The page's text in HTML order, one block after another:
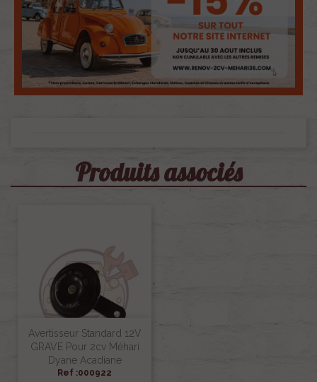
Produits associés
Avertisseur Standard 12V
GRAVE Pour 2cv Méhari
Dyane Acadiane
Ref :000922